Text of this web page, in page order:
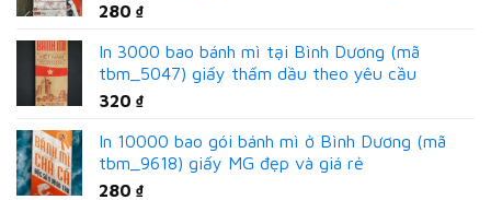
280 ₫
In 3000 bao bánh mì tại Bình Dương (mã
tbm_5047) giấy thấm dầu theo yêu cầu
320 ₫
In 10000 bao gói bánh mì ở Bình Dương (mã
tbm_9618) giấy MG đẹp và giá rẻ
280 ₫